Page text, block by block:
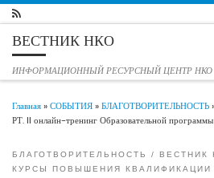
Перейти к содержимому
ВЕСТНИК НКО
ИНФОРМАЦИОННЫЙ РЕСУРСНЫЙ ЦЕНТР НКО
Главная»СОБЫТИЯ»БЛАГОТВОРИТЕЛЬНОСТЬ
РТ. II онлайн-тренинг Образовательной
БЛАГОТВОРИТЕЛЬНОСТЬ
ВЕСТНИК
КУРСЫ ПОВЫШЕНИЯ КВАЛИФИКАЦИИ